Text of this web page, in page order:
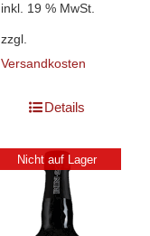
inkl. 19 % MwSt.
zzgl.
Versandkosten
Details
Nicht auf Lager